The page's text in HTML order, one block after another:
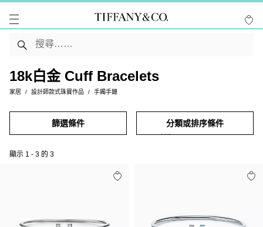
18k白金 Cuff Bracelets
家居 設計師款式珠寶作品 手鐲手鏈
篩選條件 分類或排序條件
顯示 1 - 3 的 3